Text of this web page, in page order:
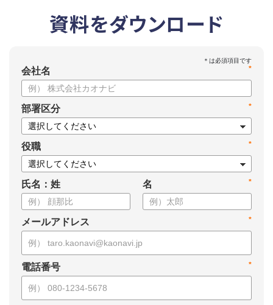
資料をダウンロード
*
会社名
*
部署区分
*
役職
氏名：姓 *
名
*
メールアドレス
*
電話番号